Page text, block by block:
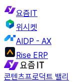
요즘IT
위시켓
AIDP - AX
Rise ERP
콘텐츠프로덕트 밸리